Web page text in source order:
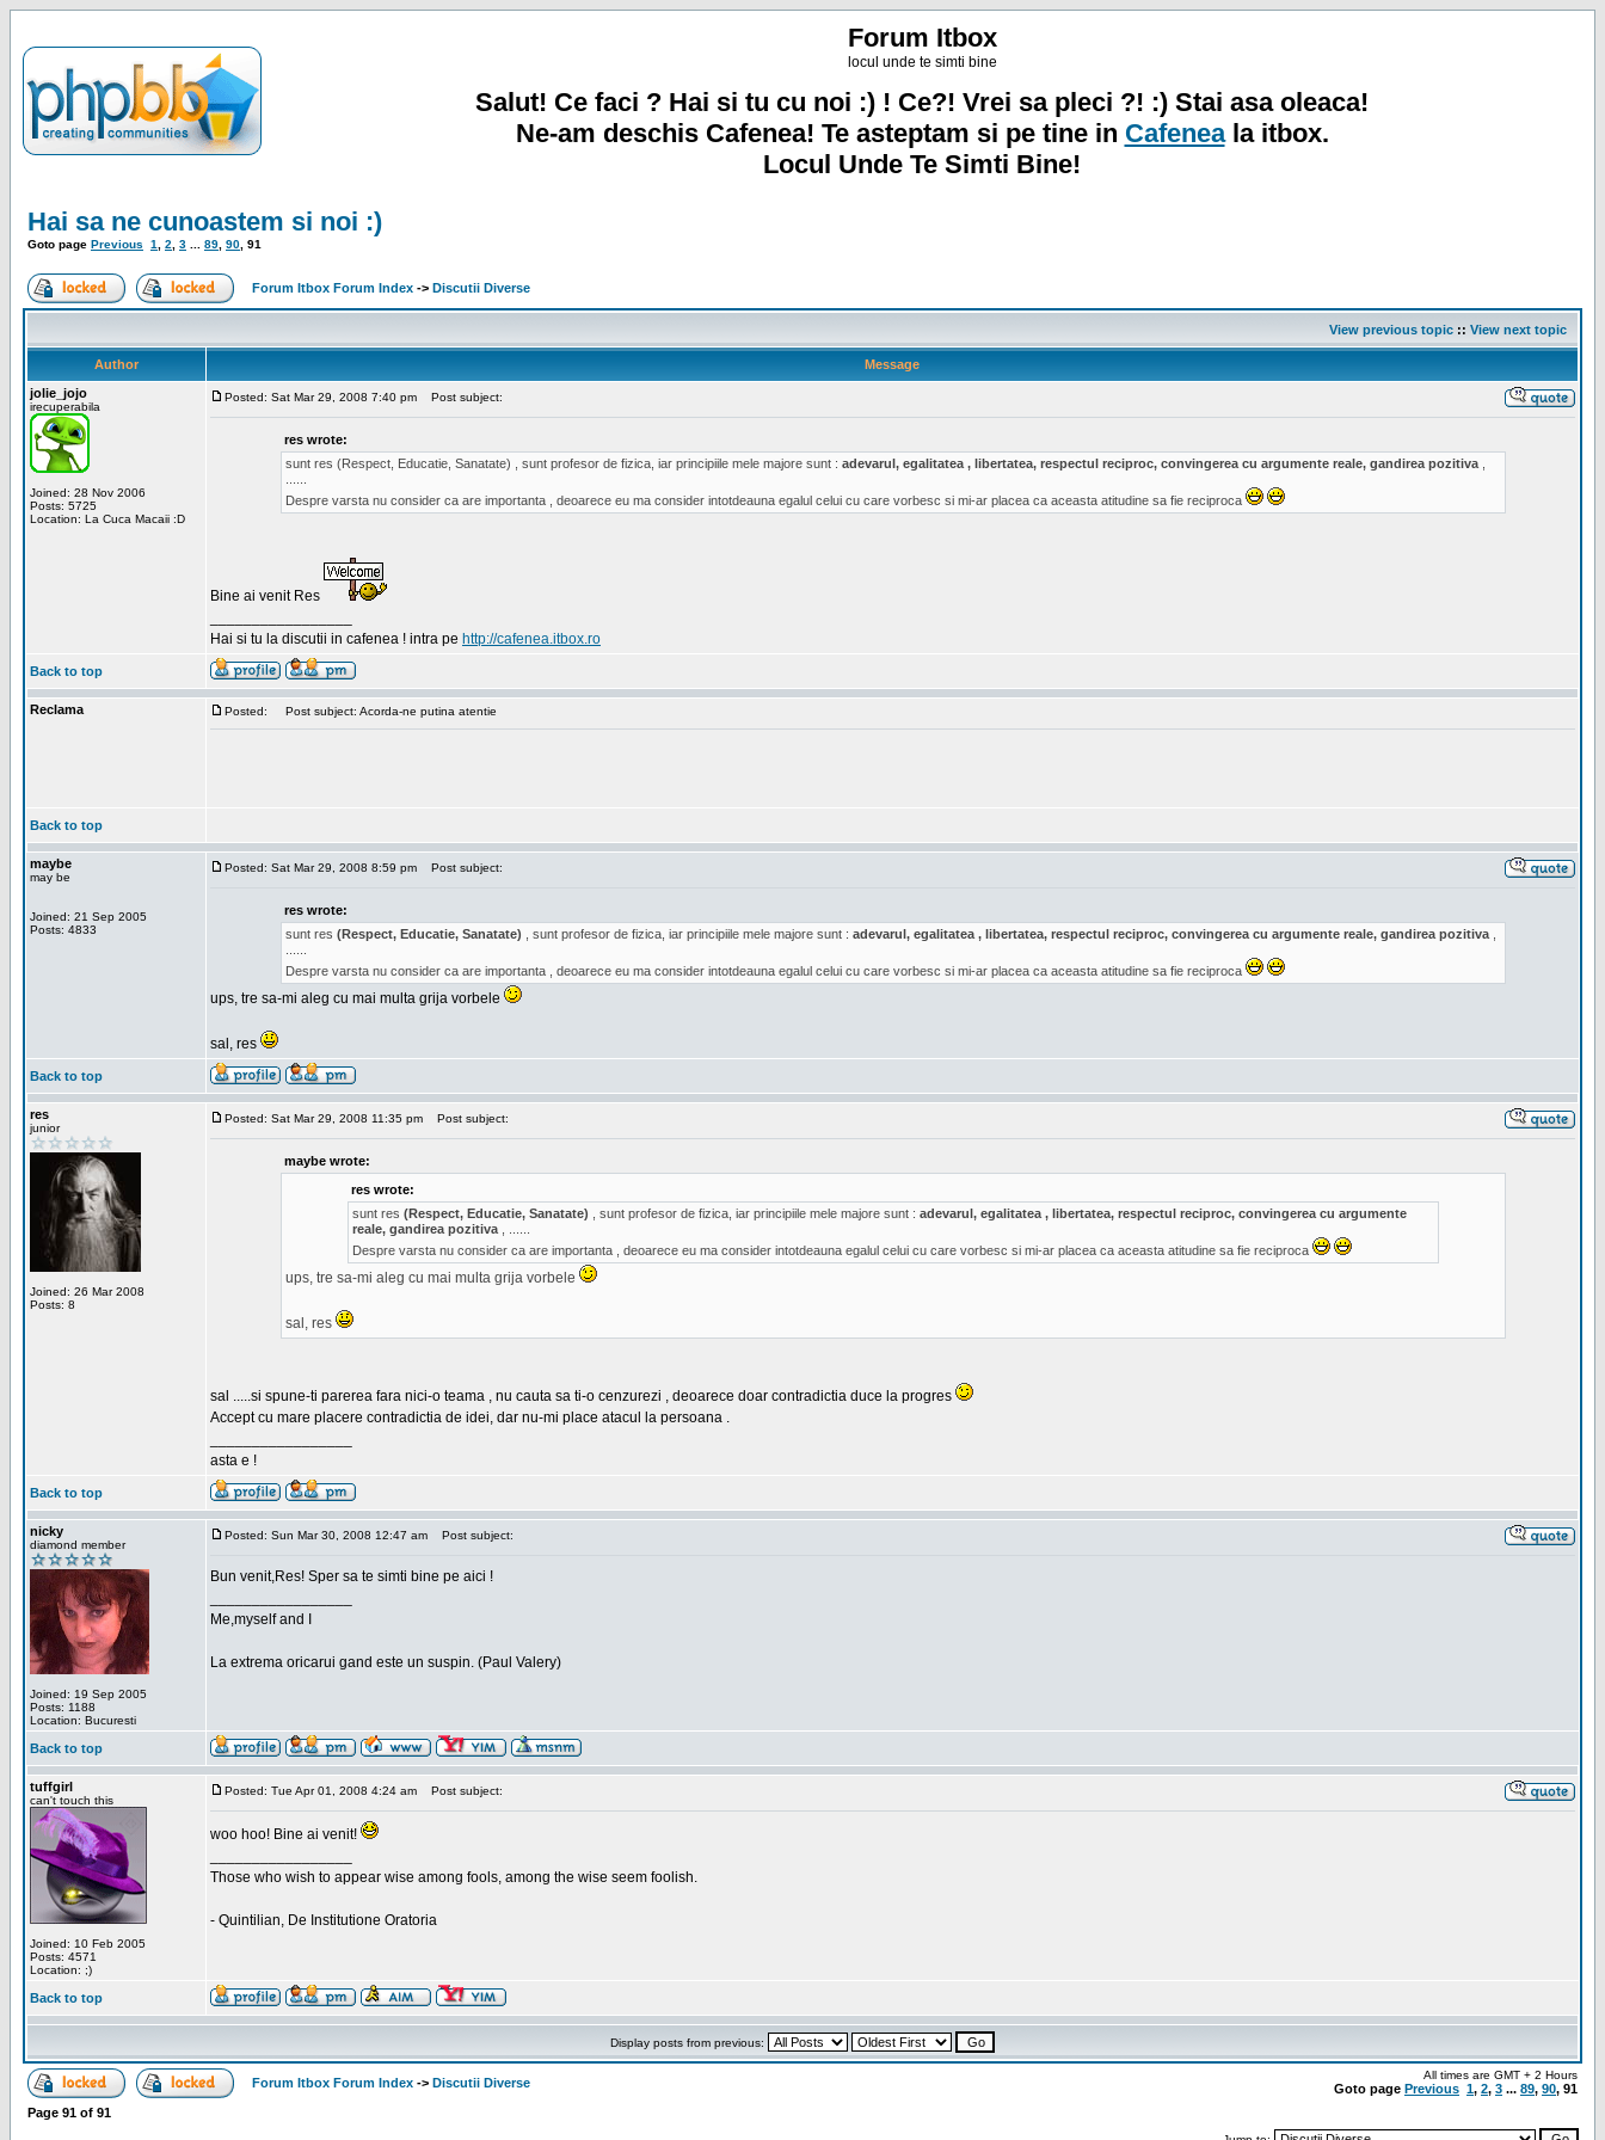
Forum Itbox
locul unde te simti bine
Salut! Ce faci ? Hai si tu cu noi :) ! Ce?! Vrei sa pleci ?! :) Stai asa oleaca!
Ne-am deschis Cafenea! Te asteptam si pe tine in Cafeneala itbox.
Locul Unde Te Simti Bine!
Hai sa ne cunoastem si noi :)
Goto page Previous 1 2 3 89 90 91
Forum Itbox Forum Index -> Discutii Diverse
View previous topic :: View next topic
Author
Message
jolie_jojo
irecuperabila
Joined: 28 Nov 2006
Posts: 5725
Location: La Cuca Macaii :D
Posted: Sat Mar 29, 2008 7:40 pm Post subject:
res wrote:
sunt res (Respect, Educatie, Sanatate) , sunt profesor de fizica, iar principiile mele majore sunt : adevarul, egalitatea , libertatea, respectul reciproc, convingerea cu argumente reale, gandirea pozitiva
Despre varsta nu consider ca are importanta , deoarece eu ma consider intotdeauna egalul celui cu care vorbesc si mi-ar placea ca aceasta atitudine sa fie reciproca
Bine ai venit Res
Hai si tu la discutii in cafenea ! intra pe http://cafenea.itbox.ro
Back to top
Reclama Posted: Post subject: Acorda-ne putina atentie
Back to top
maybe
may be
Joined: 21 Sep 2005
Posts: 4833
Posted: Sat Mar 29, 2008 8:59 pm Post subject:
res wrote:
sunt res (Respect, Educatie, Sanatate) , sunt profesor de fizica, iar principiile mele majore sunt : adevarul, egalitatea , libertatea, respectul reciproc, convingerea cu argumente reale, gandirea pozitiva
Despre varsta nu consider ca are importanta , deoarece eu ma consider intotdeauna egalul celui cu care vorbesc si mi-ar placea ca aceasta atitudine sa fie reciproca
ups, tre sa-mi aleg cu mai multa grija vorbele
sal, res
Back to top
res
junior
Joined: 26 Mar 2008
Posts: 8
Posted: Sat Mar 29, 2008 11:35 pm Post subject:
maybe wrote:
res wrote:
sunt res (Respect, Educatie, Sanatate) , sunt profesor de fizica, iar principiile mele majore sunt : adevarul, egalitatea , libertatea, respectul reciproc, convingerea cu argumente
reale, gandirea pozitiva
Despre varsta nu consider ca are importanta , deoarece eu ma consider intotdeauna egalul celui cu care vorbesc si mi-ar placea ca aceasta atitudine sa fie reciproca
ups, tre sa-mi aleg cu mai multa grija vorbele
sal, res
sal .....si spune-ti parerea fara nici-o teama , nu cauta sa ti-o cenzurezi , deoarece doar contradictia duce la progres
Accept cu mare placere contradictia de idei, dar nu-mi place atacul la persoana .
asta e !
Back to top
nicky
diamond member
Joined: 19 Sep 2005
Posts: 1188
Location: Bucuresti
Posted: Sun Mar 30, 2008 12:47 am Post subject:
Bun venit,Res! Sper sa te simti bine pe aici !
Me,myself and I
La extrema oricarui gand este un suspin. (Paul Valery)
Back to top
tuffgirl
can't touch this
Joined: 10 Feb 2005
Posts: 4571
Location: ;)
Posted: Tue Apr 01, 2008 4:24 am Post subject:
woo hoo! Bine ai venit!
Those who wish to appear wise among fools, among the wise seem foolish.
- Quintilian, De Institutione Oratoria
Back to top
Display posts from previous:
Forum Itbox Forum Index -> Discutii Diverse
All times are GMT + 2 Hours
Goto page Previous 1, 2, 3 ... 89, 90, 91
Page 91 of 91